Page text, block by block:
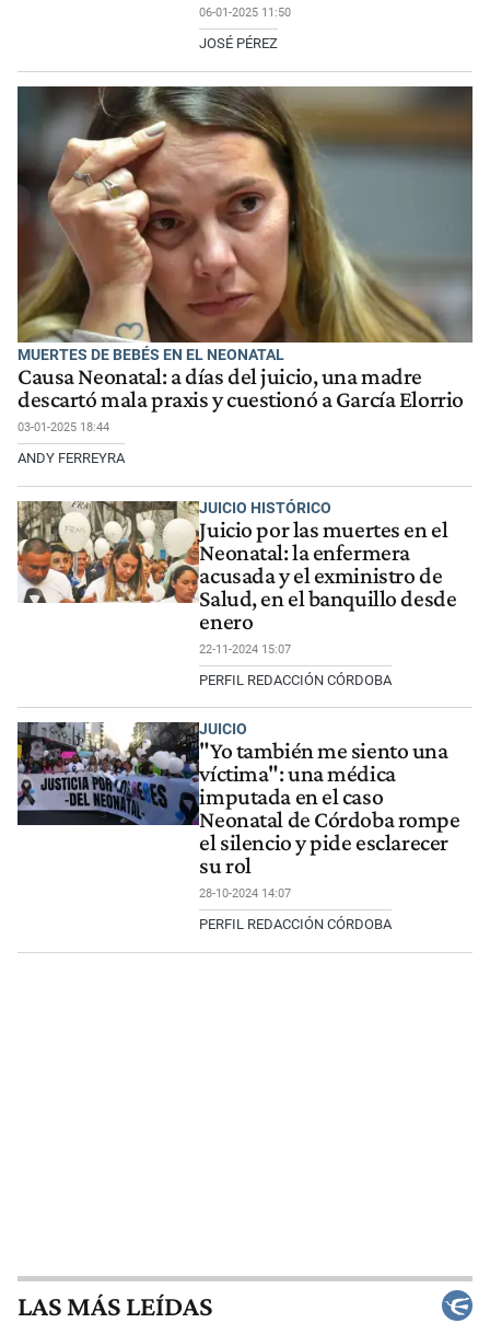
06-01-2025 11:50
JOSÉ PÉREZ
MUERTES DE BEBÉS EN EL NEONATAL
Causa Neonatal: a días del juicio, una madre
descartó mala praxis y cuestionó a García Elorrio
03-01-2025 18:44
ANDY FERREYRA
JUICIO HISTÓRICO
Juicio por las muertes en el
Neonatal: la enfermera
acusada y el exministro de
Salud, en el banquillo desde
enero
22-11-2024 15:07
PERFIL REDACCIÓN CÓRDOBA
JUICIO
"Yo también me siento una
víctima": una médica
imputada en el caso
Neonatal de Córdoba rompe
el silencio y pide esclarecer
su rol
28-10-2024 14:07
PERFIL REDACCIÓN CÓRDOBA
LAS MÁS LEÍDAS